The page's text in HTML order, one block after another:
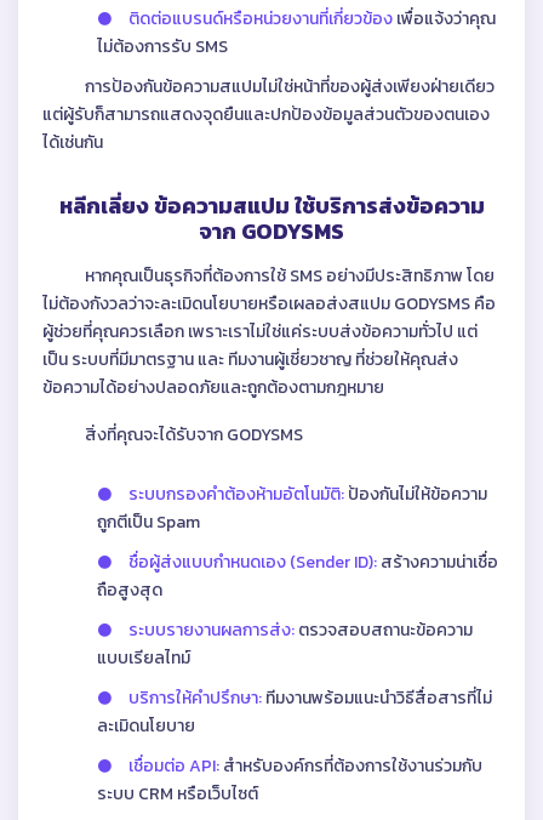
ติดต่อแบรนด์หรือหน่วยงานที่เกี่ยวข้องเพื่อแจ้งว่าคุณ
ไม่ต้องการรับ SMS
การป้องกันข้อความสแปมไม่ใช่หน้าที่ของผู้ส่งเพียงฝ่ายเดียว
แต่ผู้รับก็สามารถแสดงจุดยืนและปกป้องข้อมูลส่วนตัวของตนเอง
ได้เช่นกัน
หลีกเลี่ยง ข้อความสแปม ใช้บริการส่งข้อความ
จาก GODYSMS
หากคุณเป็นธุรกิจที่ต้องการใช้ SMS อย่างมีประสิทธิภาพ โดย
ไม่ต้องกังวลว่าจะละเมิดนโยบายหรือเผลอส่งสแปม GODYSMS คือ
ผู้ช่วยที่คุณควรเลือก เพราะเราไม่ใช่แค่ระบบส่งข้อความทั่วไป แต่
เป็น ระบบที่มีมาตรฐาน และ ทีมงานผู้เชี่ยวชาญ ที่ช่วยให้คุณส่ง
ข้อความได้อย่างปลอดภัยและถูกต้องตามกฎหมาย
สิ่งที่คุณจะได้รับจาก GODYSMS
ระบบกรองคำต้องห้ามอัตโนมัติ:ป้องกันไม่ให้ข้อความ
ถูกตีเป็น Spam
ชื่อผู้ส่งแบบกำหนดเอง (Sender ID):สร้างความน่าเชื่อ
ถือสูงสุด
ระบบรายงานผลการส่ง:ตรวจสอบสถานะข้อความ
แบบเรียลไทม์
บริการให้คำปรึกษา:ทีมงานพร้อมแนะนำวิธีสื่อสารที่ไม่
ละเมิดนโยบาย
เชื่อมต่อ API:สำหรับองค์กรที่ต้องการใช้งานร่วมกับ
ระบบ CRM หรือเว็บไซต์